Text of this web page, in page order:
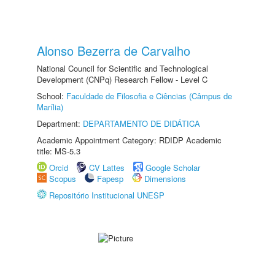
Alonso Bezerra de Carvalho
National Council for Scientific and Technological
Development (CNPq) Research Fellow - Level C
School: Faculdade de Filosofia e Ciências (Câmpus de
Marília)
Department: DEPARTAMENTO DE DIDÁTICA
Academic Appointment Category: RDIDP Academic
title: MS-5.3
Orcid
CV Lattes
Google Scholar
Scopus
Fapesp
Dimensions
Repositório Institucional UNESP